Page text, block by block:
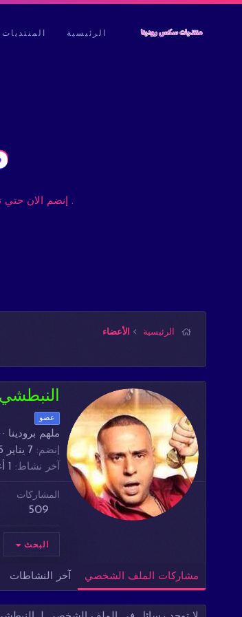
الرئيسية المنتديات
. إنضم الان حتي
الرئيسية الأعضاء
النبطشي
عضو
ملهم برودينا ·
إنضم
7 يناير 2025
آخر نشاط
1 أغسطس 2026
المشاركات
509
البحث
مشاركات الملف الشخصي آخر النشاطات